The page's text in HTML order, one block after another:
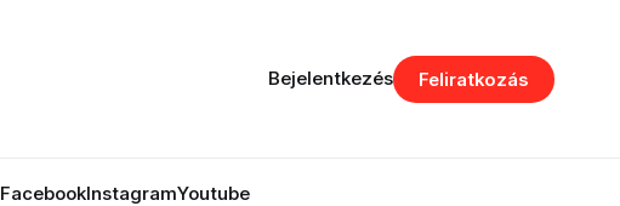
FacebookInstagramYoutube
Bejelentkezés Feliratkozás